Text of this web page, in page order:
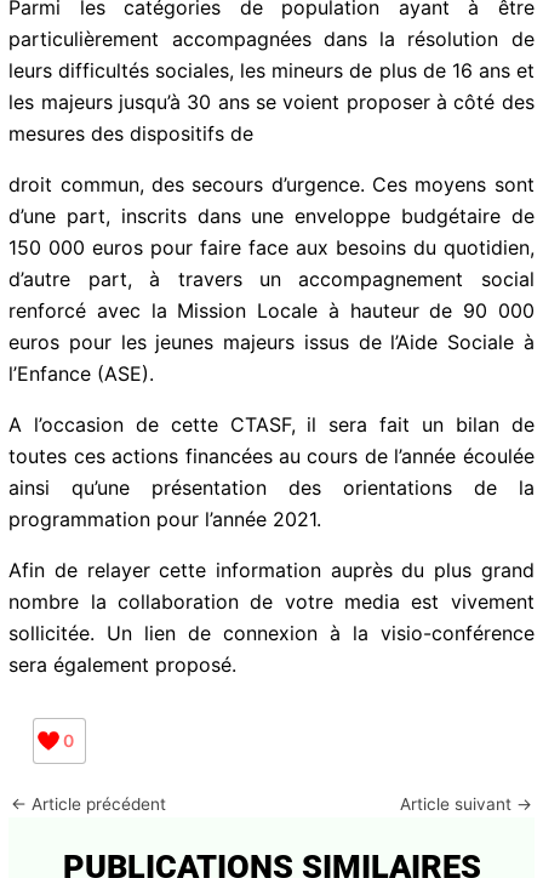
expulsions locatives.
Parmi les catégories de population ayant à être
particulièrement accompagnées dans la résolution de
leurs difficultés sociales, les mineurs de plus de 16 ans
des mesures des dispositifs de
droit commun, des secours d’urgence. Ces moyens
sont d’une part, inscrits dans une enveloppe
budgétaire de 150 000 euros pour faire face aux
besoins du quotidien, d’autre part, à travers un
accompagnement social renforcé avec la Mission
majeurs issus de l’Aide Sociale à l’Enfance (ASE).
A l’occasion de cette CTASF, il sera fait un bilan de
toutes ces actions financées au cours de l’année
la programmation pour l’année 2021.
Afin de relayer cette information auprès du plus grand
nombre la collaboration de votre media est vivement
sera également proposé.
0
Article précédent Article suivant